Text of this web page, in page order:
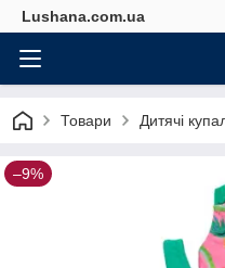
Lushana.com.ua
Товари Дитячі
–9%